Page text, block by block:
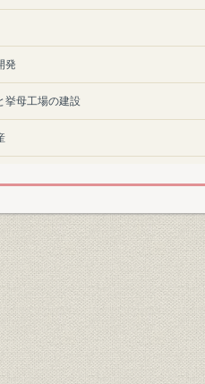
発
挙母工場の建設
ット・クラウンの登場
準備
ぐ新型車の開発